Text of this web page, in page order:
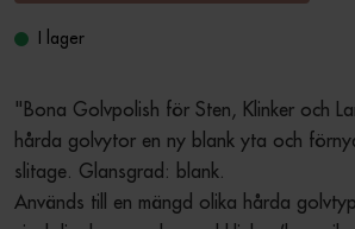
I lager
"Bona Golvpolish för Sten, Klinker och
hårda golvytor en ny blank yta och
slitage. Glansgrad: blank.
Används till en mängd olika hårda